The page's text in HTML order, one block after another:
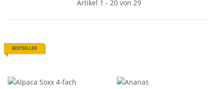
Artikel 1 - 20 von 29
BESTSELLER